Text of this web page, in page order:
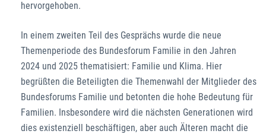
hervorgehoben.
In einem zweiten Teil des Gesprächs wurde die neue
Themenperiode des Bundesforum Familie in den Jahren
2024 und 2025 thematisiert: Familie und Klima. Hier
begrüßten die Beteiligten die Themenwahl der Mitglieder des
Bundesforums Familie und betonten die hohe Bedeutung für
Familien. Insbesondere wird die nächsten Generationen wird
dies existenziell beschäftigen, aber auch Älteren macht die